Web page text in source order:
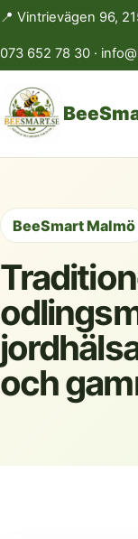
📍 Vintrievägen 96,
073 652 78 30 ·
BeeSmart Malmö
och